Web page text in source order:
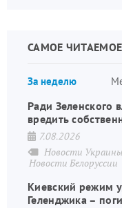
САМОЕ ЧИТАЕМОЕ
За неделю
Ради Зеленского
вредить
7.08.2026
Новости Украины
Новости Белоруссии
Киевский режим
Геленджика –